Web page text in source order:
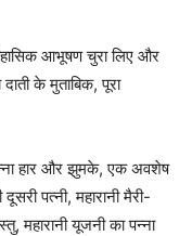
आभूषण चुरा लिए और
के मुताबिक, पूरा
हार और झुमके, एक अवशेष
पत्नी, महारानी मैरी-
यूजनी का पन्ना